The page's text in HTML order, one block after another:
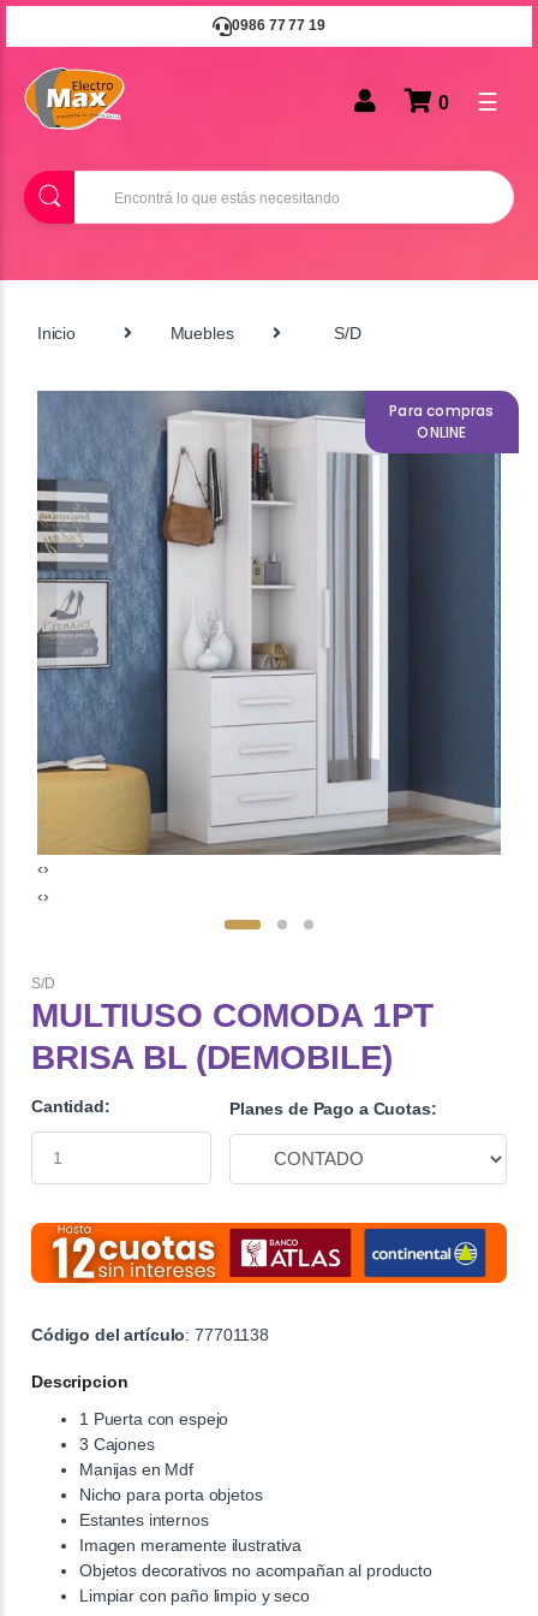
0986 77 77 19
B
u
0 ☰
Inicio Muebles S/D
Para compras
ONLINE
‹›
‹›
S/D
MULTIUSO COMODA 1PT
BRISA BL (DEMOBILE)
Cantidad: Planes de Pago a Cuotas:
Código del artículo: 77701138
Descripcion
1 Puerta con espejo
3 Cajones
Manijas en Mdf
Nicho para porta objetos
Estantes internos
Imagen meramente ilustrativa
Objetos decorativos no acompañan al producto
Limpiar con paño limpio y seco